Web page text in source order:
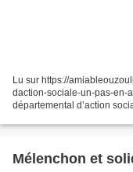
Lu sur https://
daction-sociale-un-pas-en-
départemental d’action
Mélenchon et